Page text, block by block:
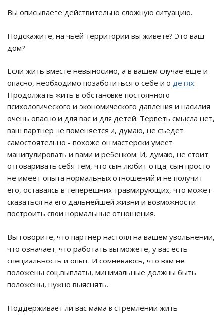
Вы описываете действительно сложную ситуацию.
Подскажите, на чьей территории вы живете? Это ваш
дом?
Если жить вместе невыносимо, а в вашем случае еще и
опасно, необходимо позаботиться о себе и о детях.
Продолжать жить в обстановке постоянного
психологического и экономического давления и насилия
очень опасно и для вас и для детей. Терпеть смысла нет,
ваш партнер не поменяется и, думаю, не съедет
самостоятельно - похоже он мастерски умеет
манипулировать и вами и ребенком. И, думаю, не стоит
отговаривать себя тем, что сын любит отца, сын просто
не имеет опыта нормальных отношений и не получит
его, оставаясь в теперешних травмирующих, что может
сказаться на его дальнейшей жизни и возможности
построить свои нормальные отношения.
Вы говорите, что партнер настоял на вашем увольнении,
что означает, что работать вы можете, у вас есть
специальность и опыт. И сомневаюсь, что вам не
положены соц.выплаты, минимальные должны быть
положены, нужно выяснять.
Поддерживает ли вас мама в стремлении жить